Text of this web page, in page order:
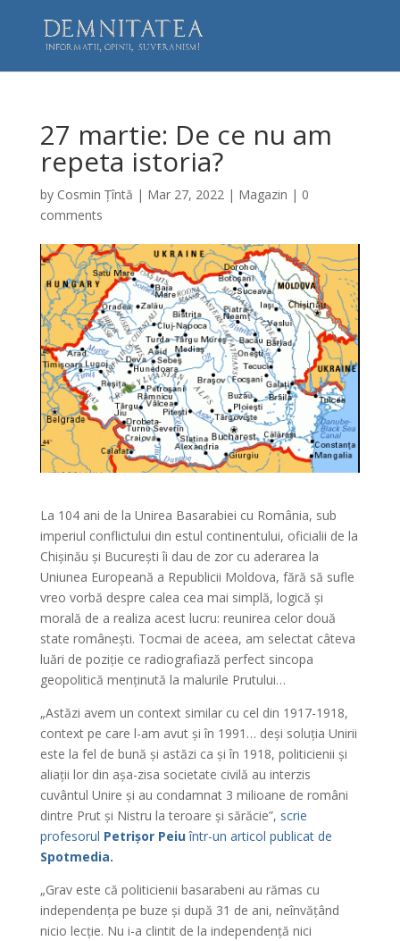
27 martie: De ce nu am
repeta istoria?
by Cosmin Țîntă | Mar 27, 2022| Magazin | 0
comments
La 104 ani de la Unirea Basarabiei cu România, sub
imperiul conflictului din estul continentului, oficialii de la
Chișinău și București îi dau de zor cu aderarea la
Uniunea Europeană a Republicii Moldova, fără să sufle
vreo vorbă despre calea cea mai simplă, logică și
morală de a realiza acest lucru: reunirea celor două
state românești. Tocmai de aceea, am selectat câteva
luări de poziție ce radiografiază perfect sincopa
geopolitică menținută la malurile Prutului…
„Astăzi avem un context similar cu cel din 1917-1918,
context pe care l-am avut și în 1991… deși soluția Unirii
este la fel de bună și astăzi ca și în 1918, politicienii și
aliații lor din așa-zisa societate civilă au interzis
cuvântul Unire și au condamnat 3 milioane de români
dintre Prut și Nistru la teroare și sărăcie”, scrie
profesorul Petrișor Peiuîntr-un articol publicat de
Spotmedia.
„Grav este că politicienii basarabeni au rămas cu
independența pe buze și după 31 de ani, neînvățând
nicio lecție. Nu i-a clintit de la independență nici